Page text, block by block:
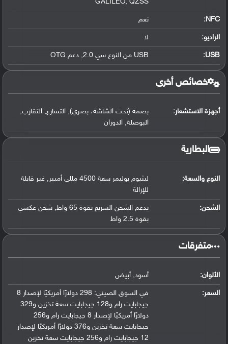
GALILEO, QZSS
NFC
: نعم
الراديو: لا
USB
: USB من النوع سي 2.0, دعم OTG
خصائص أخرى
أجهزة الاستشعار:
بصمة (تحت الشاشة، بصري), التسارع, التقارب,
البوصلة, الدوران
البطارية
النوع والسعة:
ليثيوم بوليمر سعة 4500 مللي أمبير, غير قابلة
للإزالة
الشحن:
يدعم الشحن السريع بقوة 65 واط, شحن عكسي
بقوة 2.5 واط
‏متفرقات‏
الألوان: أسود, أبيض
السعر:
في السوق الصيني: 298 دولارًا أمريكيًا لإصدار 8
جيجابايت رام و128 جيجابايت سعة تخزين و329
دولارًا أمريكيًا لإصدار 8 جيجابايت رام و256
جيجابايت سعة تخزين و376 دولارًا أمريكيًا لإصدار
12 جيجابايت رام و256 جيجابايت سعة تخزين